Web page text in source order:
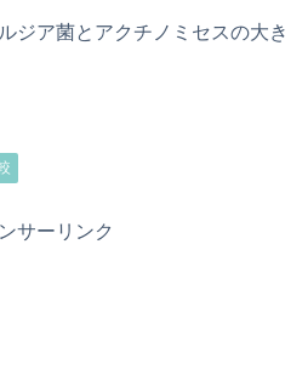
ジア菌とアクチノミセスの大き
サーリンク